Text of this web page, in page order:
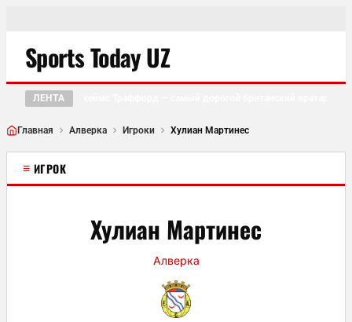
Sports Today UZ
ЛЕНТА
●
Главная Алверка Игроки Хулиан Мартинес
≡ ИГРОК
Хулиан Мартинес
Алверка